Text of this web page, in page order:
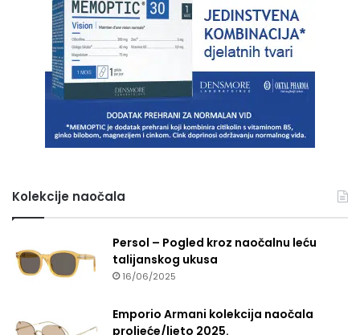
Kolekcije naočala
Persol – Pogled kroz naočalnu leću
talijanskog ukusa
16/06/2025
Emporio Armani kolekcija naočala
proljeće/ljeto 2025.